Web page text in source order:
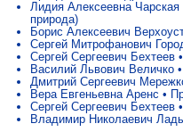
Лидия Алексеевна Чарская
природа)
Борис Алексеевич
Сергей Митрофанович
Сергей Сергеевич Бехтеев •
Василий Львович Величко •
Дмитрий Сергеевич
Вера Евгеньевна Аренс •
Сергей Сергеевич Бехтеев •
Владимир Николаевич